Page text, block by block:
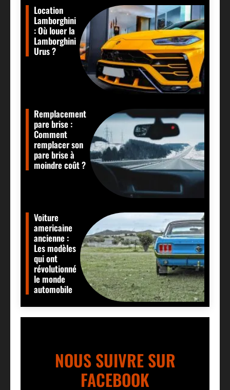
Location
Lamborghini
: Où louer la
Lamborghini
Urus ?
Remplacement
pare brise :
Comment
remplacer son
pare brise à
moindre coût ?
Voiture
americaine
ancienne :
Les modèles
qui ont
révolutionné
le monde
automobile
NOUS SUIVRE SUR
FACEBOOK